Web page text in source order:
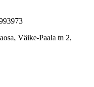
Väike-Paala tn 2,